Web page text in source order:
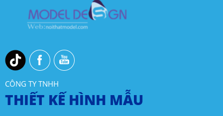
CÔNG TY TNHH
THIẾT KẾ HÌNH MẪU